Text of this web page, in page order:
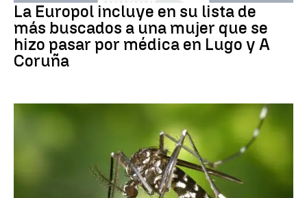
La Europol incluye en su lista de
más buscados a una mujer que se
hizo pasar por médica en Lugo y A
Coruña